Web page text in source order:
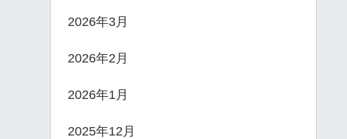
2026年3月
2026年2月
2026年1月
2025年12月